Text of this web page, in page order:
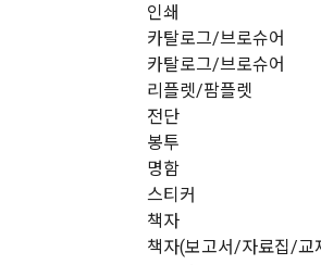
인쇄
카탈로그/브로슈어
카탈로그/브로슈어
리플렛/팜플렛
전단
봉투
명함
스티커
책자
책자(보고서/자료집/교